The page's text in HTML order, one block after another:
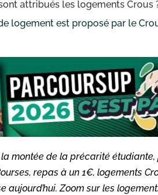
attribués les logements Crous
logement est proposé par le
montée de la précarité
repas à un 1€, logements
aujourd’hui. Zoom sur les